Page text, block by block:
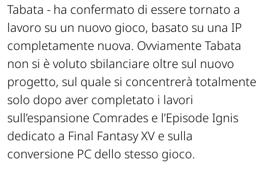
Tabata - ha confermato di essere tornato a
lavoro su un nuovo gioco, basato su una IP
completamente nuova. Ovviamente Tabata
non si è voluto sbilanciare oltre sul nuovo
progetto, sul quale si concentrerà totalmente
solo dopo aver completato i lavori
sull’espansione Comrades e l’Episode Ignis
dedicato a Final Fantasy XV e sulla
conversione PC dello stesso gioco.